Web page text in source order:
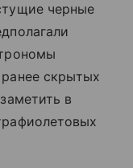
черные
скрытых
в